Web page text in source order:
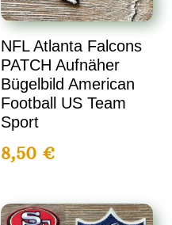
NFL Atlanta Falcons
PATCH Aufnäher
Bügelbild American
Football US Team
Sport
8,50 €